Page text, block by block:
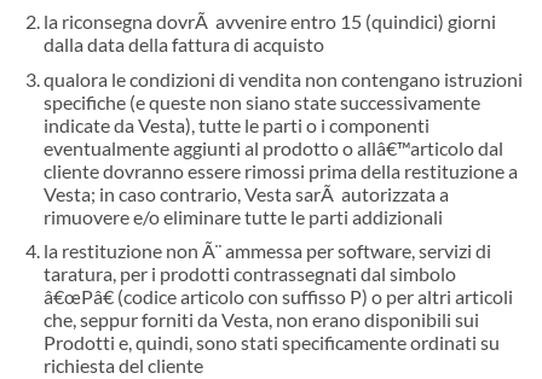
la riconsegna dovrÃ avvenire entro 15 (quindici) giorni
dalla data della fattura di acquisto
qualora le condizioni di vendita non contengano istruzioni
specifiche (e queste non siano state successivamente
indicate da Vesta), tutte le parti o i componenti
eventualmente aggiunti al prodotto o allâ€™articolo dal
cliente dovranno essere rimossi prima della restituzione a
Vesta; in caso contrario, Vesta sarÃ autorizzata a
rimuovere e/o eliminare tutte le parti addizionali
la restituzione non Ã¨ ammessa per software, servizi di
taratura, per i prodotti contrassegnati dal simbolo
â€œPâ€ (codice articolo con suffisso P) o per altri articoli
che, seppur forniti da Vesta, non erano disponibili sui
Prodotti e, quindi, sono stati specificamente ordinati su
richiesta del cliente